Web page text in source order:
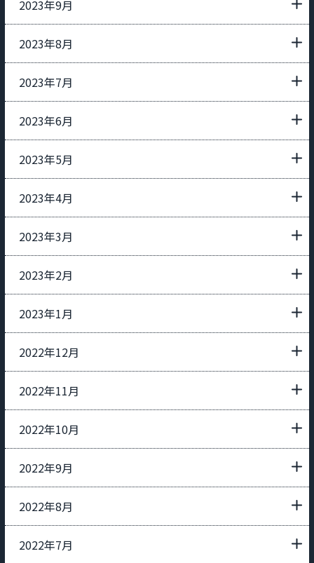
2023年9月
2023年8月
2023年7月
2023年6月
2023年5月
2023年4月
2023年3月
2023年2月
2023年1月
2022年12月
2022年11月
2022年10月
2022年9月
2022年8月
2022年7月